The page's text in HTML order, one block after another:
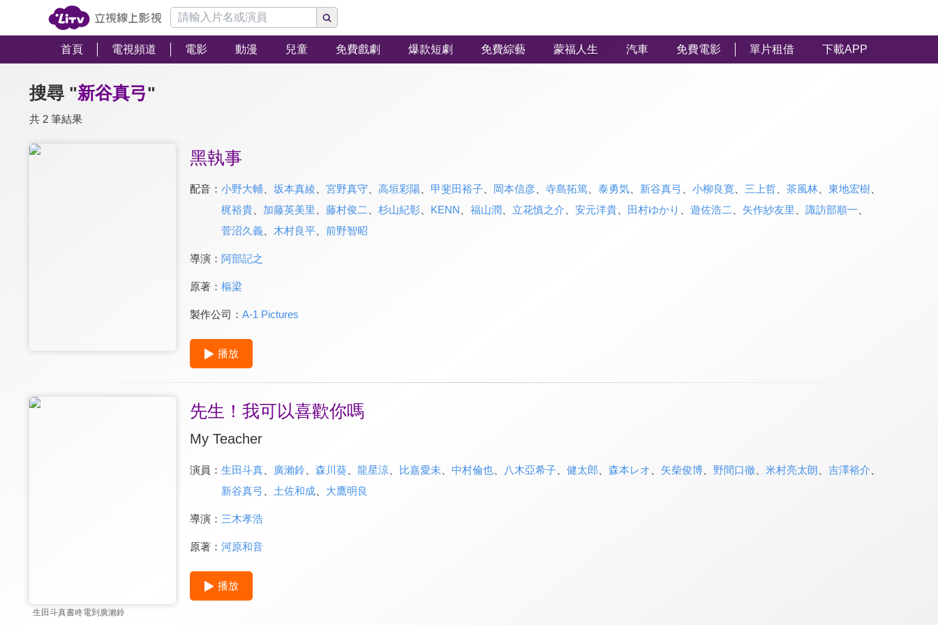
首頁 電視頻道 電影 動漫 兒童 免費戲劇 爆款短劇 免費綜藝 蒙福人生 汽車 免費電影 單片租借 下載APP
搜尋 "新谷真弓"
共 2 筆結果
黑執事
配音： 小野大輔、 坂本真綾 宮野真守 高垣彩陽、 甲斐田裕子、 岡本信彦、 寺島拓篤 泰勇気、 新谷真弓 小柳良寛 三上哲、 茶風林、 東地宏樹、
梶裕貴、 加藤英美里 藤村俊二 杉山紀彰、 KENN 福山潤 立花慎之介 安元洋貴、 田村ゆかり 遊佐浩二 矢作紗友里 諏訪部順一
菅沼久義、 木村良平、 前野智昭
導演： 阿部記之
原著： 樞梁
製作公司： A-1 Pictures
播放
生田斗真書咚電到廣瀨鈴
先生！我可以喜歡你嗎
My Teacher
演員： 生田斗真、 廣瀨鈴 森川葵、 龍星涼、 比嘉愛未 中村倫也、 八木亞希子、 健太郎 森本レオ 矢柴俊博、 野間口徹 米村亮太朗 吉澤裕介
新谷真弓
土佐和成、 大鷹明良
導演： 三木孝浩
原著： 河原和音
播放